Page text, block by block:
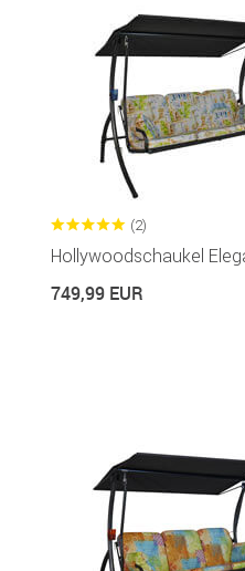
(2)
Hollywoodschaukel
749,99 EUR